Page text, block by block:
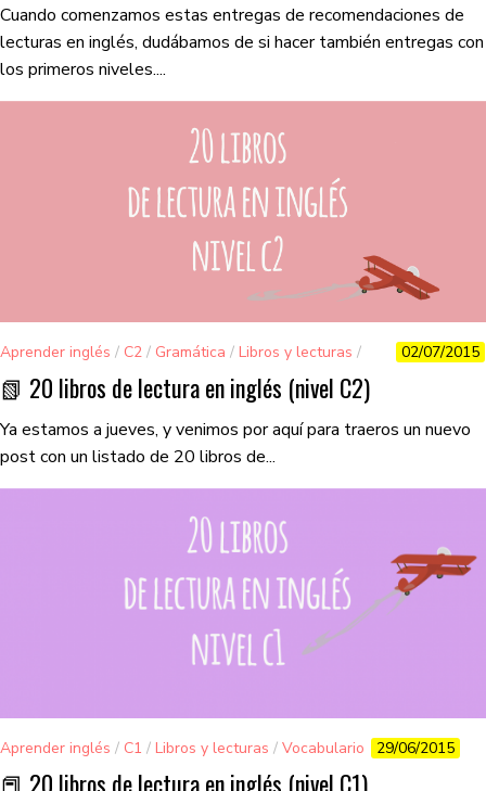
Cuando comenzamos estas entregas de recomendaciones de
lecturas en inglés, dudábamos de si hacer también entregas con
los primeros niveles....
Aprender inglés / C2 / Gramática / Libros y lecturas /
Vocabulario
02/07/2015
📗 20 libros de lectura en inglés (nivel C2)
Ya estamos a jueves, y venimos por aquí para traeros un nuevo
post con un listado de 20 libros de...
Aprender inglés / C1 / Libros y lecturas / Vocabulario 29/06/2015
📕 20 libros de lectura en inglés (nivel C1)